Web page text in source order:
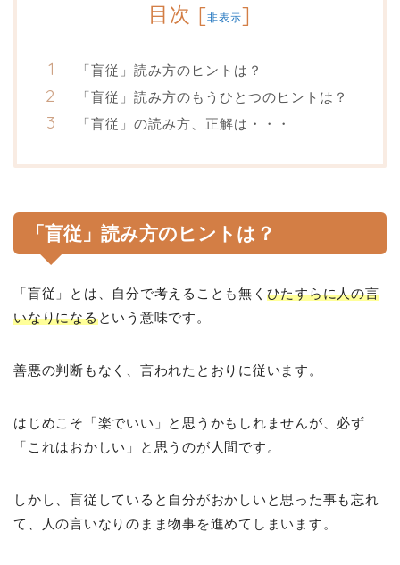
目次 [非表示]
「盲従」読み方のヒントは？
「盲従」読み方のもうひとつのヒントは？
「盲従」の読み方、正解は・・・
「盲従」読み方のヒントは？
「盲従」とは、自分で考えることも無く ひたすらに人の言
いなりになるという意味です。
善悪の判断もなく、言われたとおりに従います。
はじめこそ「楽でいい」と思うかもしれませんが、必ず
「これはおかしい」と思うのが人間です。
しかし、盲従していると自分がおかしいと思った事も忘れ
て、人の言いなりのまま物事を進めてしまいます。